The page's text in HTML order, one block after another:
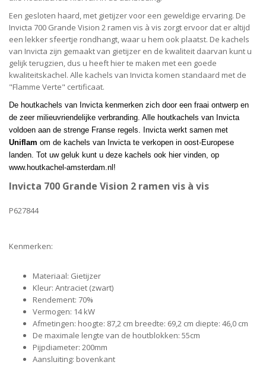
Een gesloten haard, met gietijzer voor een geweldige ervaring. De
Invicta 700 Grande Vision 2 ramen vis à vis zorgt ervoor dat er altijd
een lekker sfeertje rondhangt, waar u hem ook plaatst. De kachels
van Invicta zijn gemaakt van gietijzer en de kwaliteit daarvan kunt u
gelijk terugzien, dus u heeft hier te maken met een goede
kwaliteitskachel. Alle kachels van Invicta komen standaard met de
"Flamme Verte" certificaat.
De houtkachels van Invicta kenmerken zich door een fraai ontwerp en
de zeer milieuvriendelijke verbranding. Alle houtkachels van Invicta
voldoen aan de strenge Franse regels. Invicta werkt samen met
Uniflam om de kachels van Invicta te verkopen in oost-Europese
landen. Tot uw geluk kunt u deze kachels ook hier vinden, op
www.houtkachel-amsterdam.nl!
Invicta 700 Grande Vision 2 ramen vis à vis
P627844
Kenmerken:
Materiaal: Gietijzer
Kleur: Antraciet (zwart)
Rendement: 70%
Vermogen: 14 kW
Afmetingen: hoogte: 87,2 cm breedte: 69,2 cm diepte: 46,0 cm
De maximale lengte van de houtblokken: 55cm
Pijpdiameter: 200mm
Aansluiting: bovenkant